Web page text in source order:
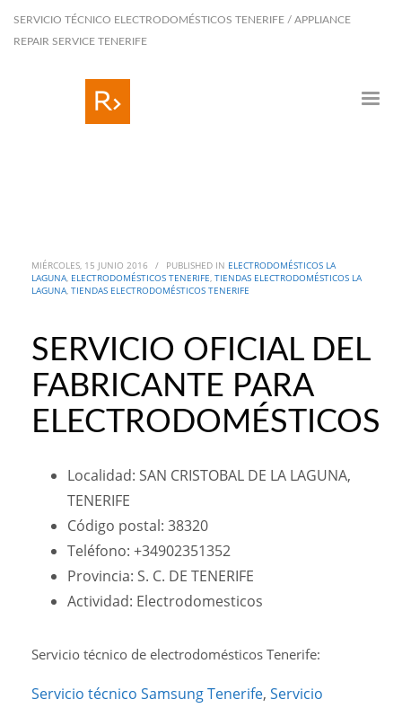
SERVICIO TÉCNICO ELECTRODOMÉSTICOS TENERIFE / APPLIANCE
REPAIR SERVICE TENERIFE
MIÉRCOLES, 15 JUNIO 2016 / PUBLISHED IN ELECTRODOMÉSTICOS LA
LAGUNA, ELECTRODOMÉSTICOS TENERIFE, TIENDAS ELECTRODOMÉSTICOS LA
LAGUNA, TIENDAS ELECTRODOMÉSTICOS TENERIFE
SERVICIO OFICIAL DEL
FABRICANTE PARA
ELECTRODOMÉSTICOS
Localidad: SAN CRISTOBAL DE LA LAGUNA,
TENERIFE
Código postal: 38320
Teléfono: +34902351352
Provincia: S. C. DE TENERIFE
Actividad: Electrodomesticos
Servicio técnico de electrodomésticos Tenerife:
Servicio técnico Samsung Tenerife, Servicio